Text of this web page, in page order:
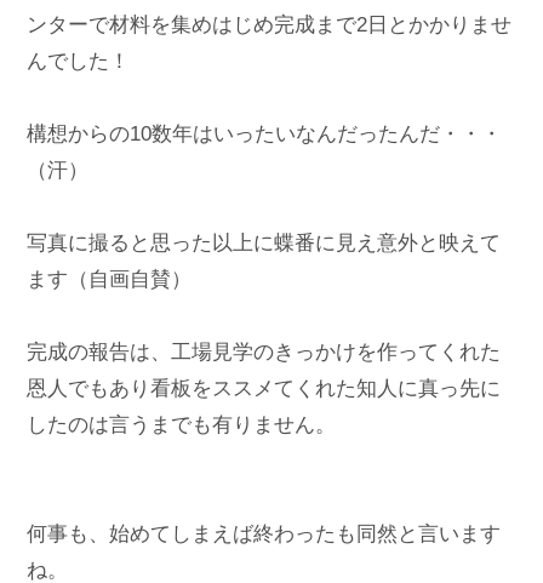
ンターで材料を集めはじめ完成まで2日とかかりませ
んでした！
構想からの10数年はいったいなんだったんだ・・・
（汗）
写真に撮ると思った以上に蝶番に見え意外と映えて
ます（自画自賛）
完成の報告は、工場見学のきっかけを作ってくれた
恩人でもあり看板をススメてくれた知人に真っ先に
したのは言うまでも有りません。
何事も、始めてしまえば終わったも同然と言います
ね。